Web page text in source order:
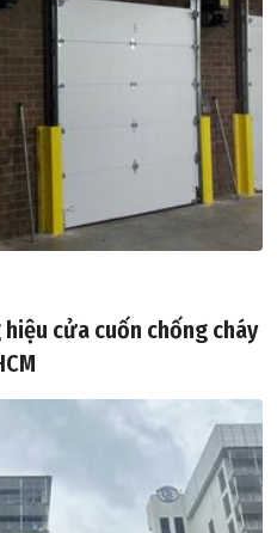
cửa cuốn chống cháy